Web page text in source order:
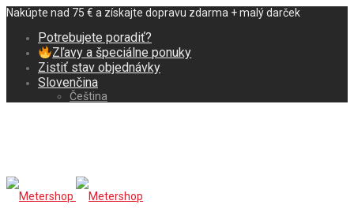
Nakúpte nad 75 € a získajte dopravu zdarma + malý darček
Potrebujete poradiť?
Zľavy a špeciálne ponuky
Zistiť stav objednávky
Slovenčina
Čeština